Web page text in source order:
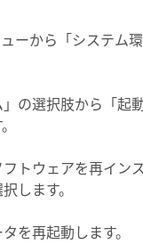
ーから「システム
」の選択肢から「起
トウェアを再イン
します。
を再起動します。